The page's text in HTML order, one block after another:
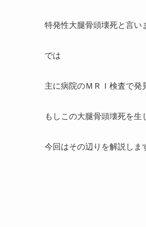
特発性大腿骨頭壊死と言い
では
主に病院のＭＲＩ検査で発
もしこの大腿骨頭壊死を生
今回はその辺りを解説しま